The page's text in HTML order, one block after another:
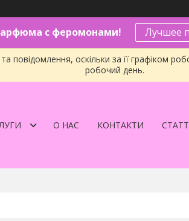
с феромонами! Лучшее
оскільки за її графіком
робочий день.
О НАС КОНТАКТИ